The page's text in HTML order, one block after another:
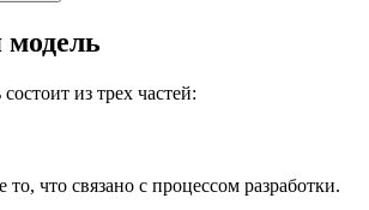
из трех частей:
то, что связано с процессом разработки.